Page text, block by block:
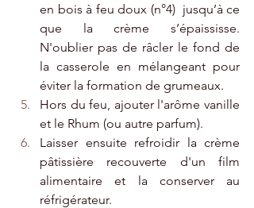
en bois à feu doux (n°4)  jusqu’à ce
que la crème s’épaississe.
N'oublier pas de râcler le fond de
la casserole en mélangeant pour
éviter la formation de grumeaux.
Hors du feu, ajouter l'arôme vanille
et le Rhum (ou autre parfum).
Laisser ensuite refroidir la crème
pâtissière recouverte d'un film
alimentaire et la conserver au
réfrigérateur.